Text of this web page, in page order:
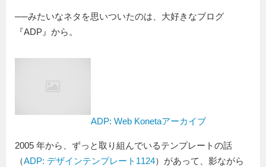
──みたいなネタを思いついたのは、大好きなブログ
『ADP』から。
ADP: Web Konetaアーカイブ
2005 年から、ずっと取り組んでいるテンプレートの話
（ADP: デザインテンプレート1124）があって、影ながら